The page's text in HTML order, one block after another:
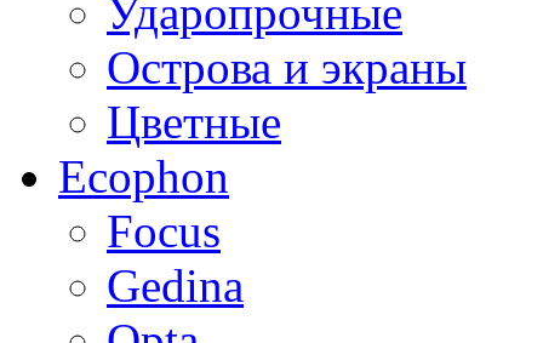
Ударопрочные
Острова и экраны
Цветные
Ecophon
Focus
Gedina